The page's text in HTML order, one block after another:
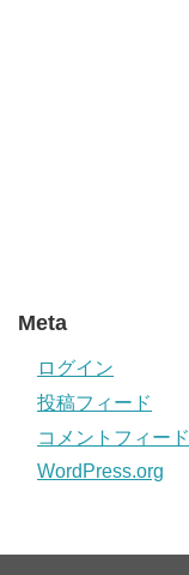
Meta
ログイン
投稿フィード
コメントフィード
WordPress.org